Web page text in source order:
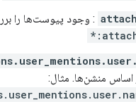
: وجود پیوست‌ها را
اساس منشن‌ها. مثال: